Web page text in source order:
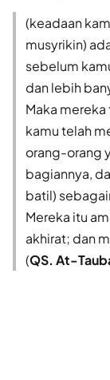
(keadaan
musyrikin)
sebelum
dan lebih
Maka
kamu telah
orang-orang
bagiannya,
batil)
Mereka itu
akhirat; dan
(QS. At-